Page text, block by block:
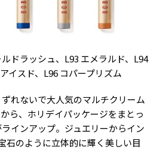
ルドラッシュ、L93 エメラルド、L94
イスド、L96 コパープリズム
れないで大人気のマルチクリーム
ら、ホリデイパッケージをまとっ
インアップ。ジュエリーからイン
石のように立体的に輝く美しい目